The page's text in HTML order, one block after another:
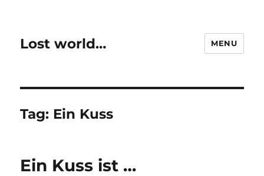
Lost world… MENU
Tag: Ein Kuss
Ein Kuss ist …